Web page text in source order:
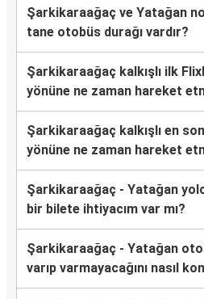
Şarkikaraağaç ve Yatağan
tane otobüs durağı vardır?
Şarkikaraağaç kalkışlı ilk
yönüne ne zaman hareket
Şarkikaraağaç kalkışlı en
yönüne ne zaman hareket
Şarkikaraağaç - Yatağan
bir bilete ihtiyacım var mı?
Şarkikaraağaç - Yatağan
varıp varmayacağını nasıl